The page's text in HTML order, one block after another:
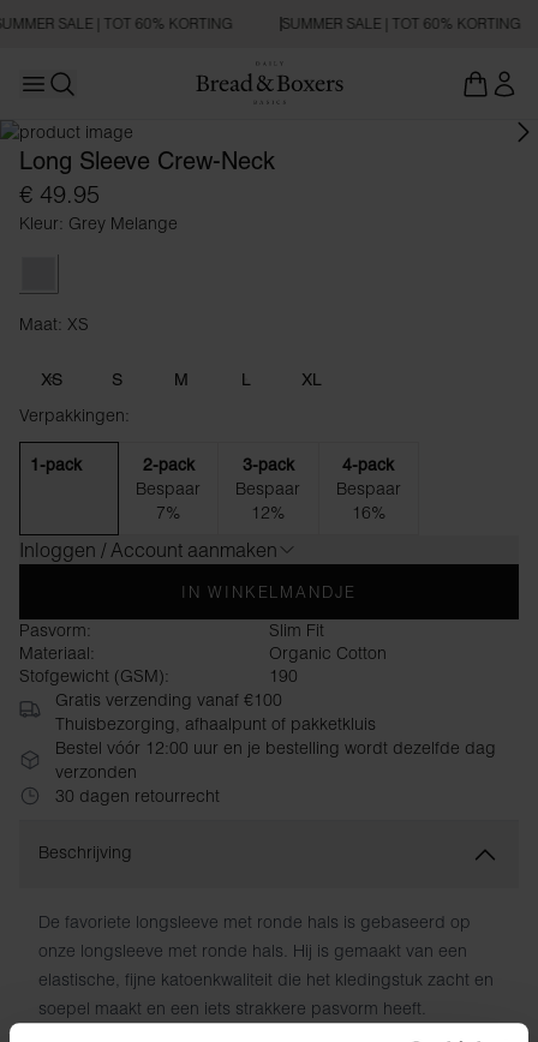
SALE | TOT 60% KORTING SUMMER SALE | TOT 60% KORTING
Open main menu
Long Sleeve Crew-Neck
€ 49.95
Kleur: Grey Melange
Maat: XS
XS S M L XL
Verpakkingen:
1-pack 2-pack
Bespaar
7%
3-pack
Bespaar
12%
4-pack
Bespaar
16%
Inloggen / Account aanmaken
IN WINKELMANDJE
Pasvorm:
Slim Fit
Materiaal:
Organic Cotton
Stofgewicht (GSM):
190
Gratis verzending vanaf €100
Thuisbezorging, afhaalpunt of pakketkluis
Bestel vóór 12:00 uur en je bestelling wordt dezelfde dag
verzonden
30 dagen retourrecht
Beschrijving
De favoriete longsleeve met ronde hals is gebaseerd op
onze longsleeve met ronde hals. Hij is gemaakt van een
elastische, fijne katoenkwaliteit die het kledingstuk zacht en
soepel maakt en een iets strakkere pasvorm heeft.
Verborgen naden en geprinte informatie in plaats van